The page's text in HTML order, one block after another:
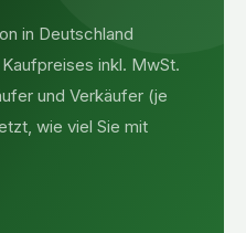
in Deutschland
inkl. MwSt.
und Verkäufer (je
wie viel Sie mit